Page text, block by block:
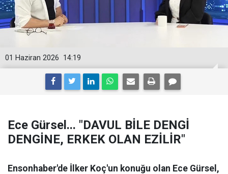
14:19
01 Haziran 2026
Ece Gürsel... "DAVUL BİLE DENGİ
DENGİNE, ERKEK OLAN EZİLİR"
Ensonhaber'de İlker Koç'un konuğu olan Ece Gürsel,